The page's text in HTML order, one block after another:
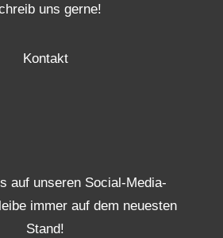
uns gerne!
Kontakt
auf unseren Social-Media-
immer auf dem neuesten
Stand!